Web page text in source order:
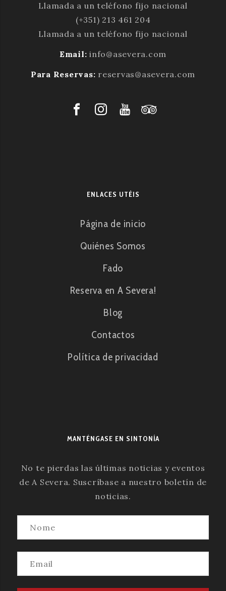
Llamada a un teléfono fijo nacional
(+351) 213 461 204
Llamada a un teléfono fijo nacional
Email: info@asevera.com
Para Reservas: reservas@asevera.com
ENLACES UTÉIS
Página de inicio
Quiénes Somos
Fado
Reserva en A Severa!
Blog
Contactos
Política de privacidad
MANTÉNGASE EN SINTONÍA
No te pierdas las últimas noticias y eventos
de A Severa. Suscríbase a nuestro boletín de
noticias.